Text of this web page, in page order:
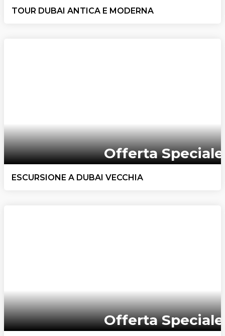
TOUR DUBAI ANTICA E MODERNA
Offerta Speciale
ESCURSIONE A DUBAI VECCHIA
Offerta Speciale